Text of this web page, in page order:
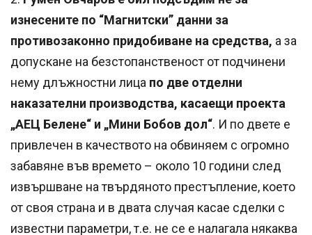
изнесените по “Магнитски” данни за
противозаконно придобиване на средства, а за
допускане на безстопанственост от подчинени
нему длъжностни лица по две отделни
наказателни производства, касаещи проекта
„АЕЦ Белене“ и „Мини Бобов дол“. И по двете е
привлечен в качеството на обвиняем с огромно
забавяне във времето – около 10 години след
извършване на твърдяното престъпление, което
от своя страна и в двата случая касае сделки с
известни параметри, т.е. не се е налагала някаква